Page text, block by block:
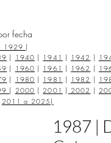
fecha
1929 |
| 1940 | 1941 | 1942 |
| 1960 | 1961 | 1962 |
| 1980 | 1981 | 1982 |
| 2000 | 2001 | 2002 |
2011 a 2025 |
1987 |